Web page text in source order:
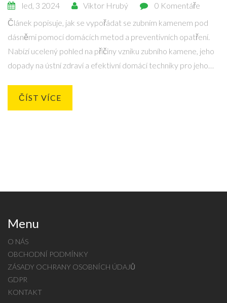
led, 3 2024 Viktor Hrubý
0 Komentáře
Článek popisuje, jak se vypořádat se zubním kamenem pod
dásněmi pomocí domácích metod a preventivních opatření.
Nabízí ucelený pohled na příčiny vzniku zubního kamene, jeho
dopady na ústní zdraví a efektivní domácí techniky pro jeho
ústní hygieny a pravidelných návštěv u zubaře pro udržení
ČÍST VÍCE
Menu
O NÁS
OBCHODNÍ PODMÍNKY
ZÁSADY OCHRANY OSOBNÍCH ÚDAJŮ
GDPR
KONTAKT